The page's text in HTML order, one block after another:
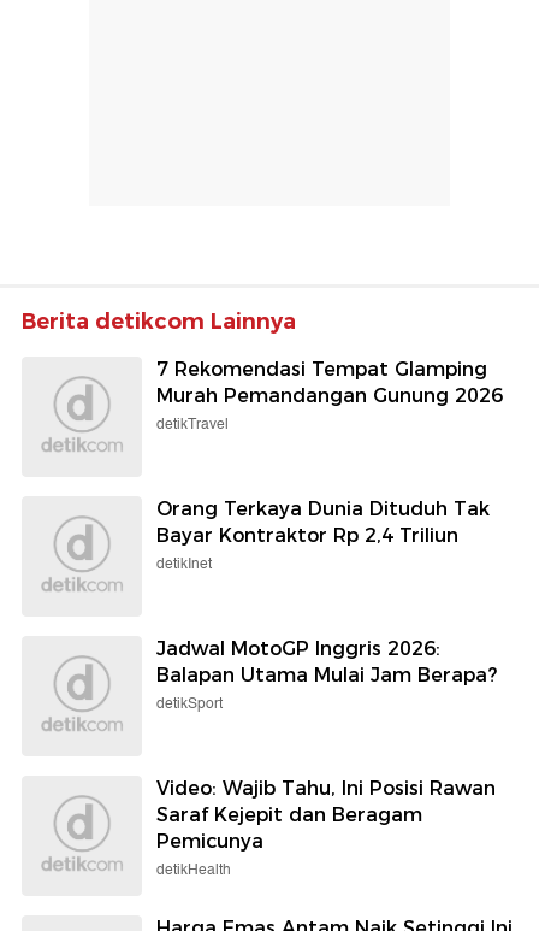
Berita detikcom Lainnya
7 Rekomendasi Tempat Glamping
Murah Pemandangan Gunung 2026
detikTravel
Orang Terkaya Dunia Dituduh Tak
Bayar Kontraktor Rp 2,4 Triliun
detikInet
Jadwal MotoGP Inggris 2026:
Balapan Utama Mulai Jam Berapa?
detikSport
Video: Wajib Tahu, Ini Posisi Rawan
Saraf Kejepit dan Beragam
Pemicunya
detikHealth